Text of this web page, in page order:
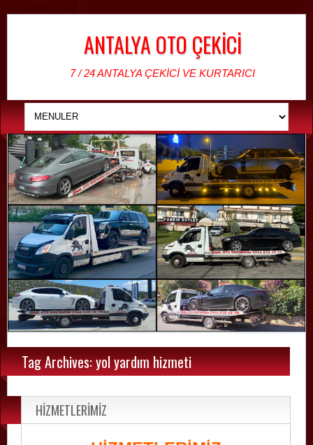
ANTALYA OTO ÇEKİCİ
7 / 24 ANTALYA ÇEKİCİ VE KURTARICI
Tag Archives: yol yardım hizmeti
HİZMETLERİMİZ